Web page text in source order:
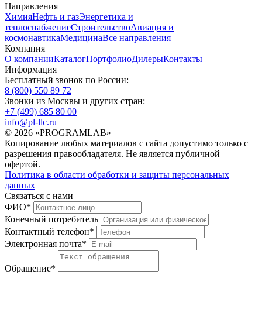
Направления
ХимияНефть и газЭнергетика и
теплоснабжениеСтроительствоАвиация и
космонавтикаМедицинаВсе направления
Компания
О компанииКаталогПортфолиоДилерыКонтакты
Информация
Бесплатный звонок по России:
8 (800) 550 89 72
Звонки из Москвы и других стран:
+7 (499) 685 80 00
info@pl-llc.ru
© 2026 «PROGRAMLAB»
Копирование любых материалов с сайта допустимо только с
разрешения правообладателя. Не является публичной
офертой.
Политика в области обработки и защиты персональных
данных
Связаться с нами
ФИО*
Конечный потребитель
Контактный телефон*
Электронная почта*
Обращение*